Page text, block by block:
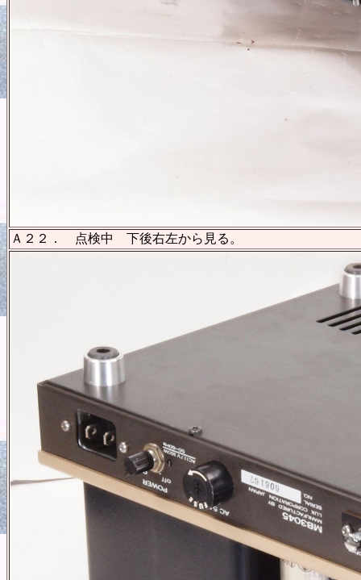
Ａ２２． 点検中 下後右左から見る。